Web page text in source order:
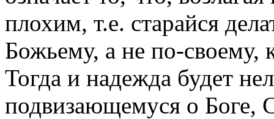
плохим, т.е. старайся
Божьему, а не по-своему,
Тогда и надежда будет
подвизающемуся о Боге,